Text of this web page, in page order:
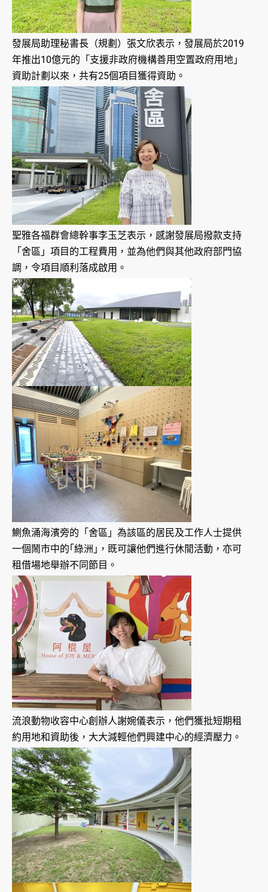
發展局助理秘書長（規劃）張文欣表示，發展局於2019
年推出10億元的「支援非政府機構善用空置政府用地」
資助計劃以來，共有25個項目獲得資助。
聖雅各福群會總幹事李玉芝表示，感謝發展局撥款支持
「舍區」項目的工程費用，並為他們與其他政府部門協
調，令項目順利落成啟用。
鰂魚涌海濱旁的「舍區」為該區的居民及工作人士提供
一個鬧市中的｢綠洲｣，既可讓他們進行休閒活動，亦可
租借場地舉辦不同節目。
流浪動物收容中心創辦人謝婉儀表示，他們獲批短期租
約用地和資助後，大大減輕他們興建中心的經濟壓力。